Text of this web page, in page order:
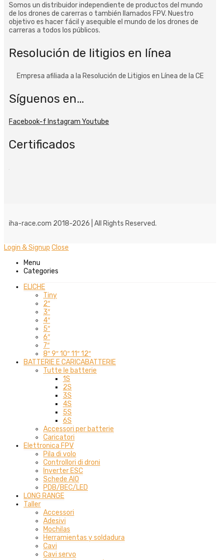
Somos un distribuidor independiente de productos del mundo
de los drones de carerras o también llamados FPV. Nuestro
objetivo es hacer fácil y asequible el mundo de los drones de
carreras a todos los públicos.
Resolución de litigios en línea
Empresa afiliada a la Resolución de Litigios en Línea de la CE
Síguenos en…
Facebook-f Instagram Youtube
Certificados
iha-race.com 2018-2026 | All Rights Reserved.
Login & Signup Close
Menu
Categories
ELICHE
Tiny
2″
3″
4″
5″
6″
7″
8″ 9″ 10″ 11″ 12″
BATTERIE E CARICABATTERIE
Tutte le batterie
1S
2S
3S
4S
5S
6S
Accessori per batterie
Caricatori
Elettronica FPV
Pila di volo
Controllori di droni
Inverter ESC
Schede AIO
PDB/BEC/LED
LONG RANGE
Taller
Accessori
Adesivi
Mochilas
Herramientas y soldadura
Cavi
Cavi servo